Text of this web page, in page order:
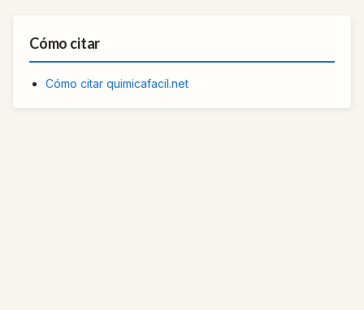
Cómo citar
Cómo citar quimicafacil.net